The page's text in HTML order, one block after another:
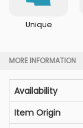
Unique
MORE INFORMATION
Availability
Item Origin